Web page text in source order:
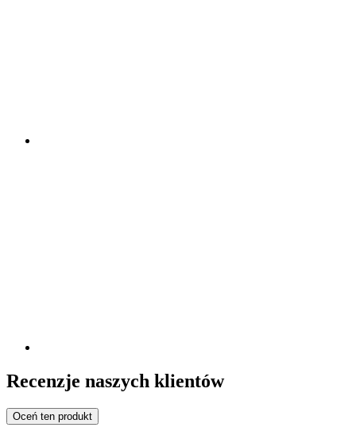
Recenzje naszych klientów
Oceń ten produkt